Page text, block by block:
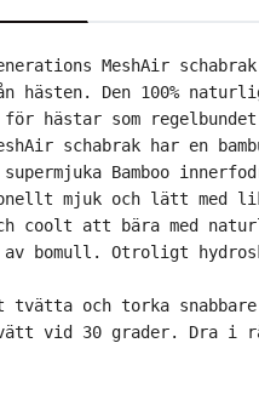
MeshAir
hästen. Den 100%
hästar som
schabrak har en
supermjuka Bamboo
mjuk och lätt med
coolt att bära med
av bomull. Otroligt
och torka
vid 30 grader. Dra i